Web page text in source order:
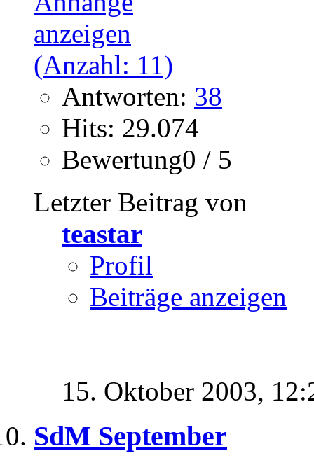
Antworten: 38
Hits: 29.074
Bewertung0 / 5
Letzter Beitrag von
teastar
Profil
Beiträge anzeigen
15. Oktober 2003,
SdM September